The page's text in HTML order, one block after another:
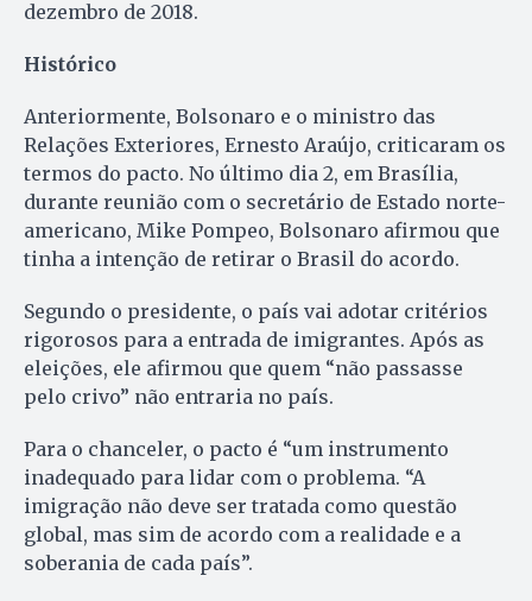
dezembro de 2018.
Histórico
Anteriormente, Bolsonaro e o ministro das
Relações Exteriores, Ernesto Araújo, criticaram os
termos do pacto. No último dia 2, em Brasília,
durante reunião com o secretário de Estado norte-
americano, Mike Pompeo, Bolsonaro afirmou que
tinha a intenção de retirar o Brasil do acordo.
Segundo o presidente, o país vai adotar critérios
rigorosos para a entrada de imigrantes. Após as
eleições, ele afirmou que quem “não passasse
pelo crivo” não entraria no país.
Para o chanceler, o pacto é “um instrumento
inadequado para lidar com o problema. “A
imigração não deve ser tratada como questão
global, mas sim de acordo com a realidade e a
soberania de cada país”.